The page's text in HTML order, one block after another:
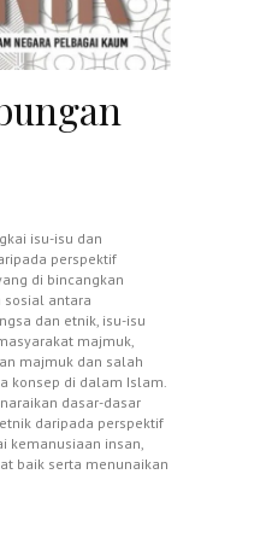
isu-isu dan
perspektif
di bincangkan
sosial antara
dan etnik, isu-isu
majmuk,
majmuk dan salah
konsep di dalam Islam.
dasar-dasar
daripada perspektif
kemanusiaan insan,
baik serta menunaikan